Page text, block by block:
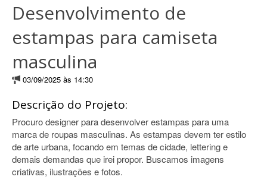
Desenvolvimento de
estampas para camiseta
masculina
03/09/2025 às 14:30
Descrição do Projeto:
Procuro designer para desenvolver estampas para uma
marca de roupas masculinas. As estampas devem ter estilo
de arte urbana, focando em temas de cidade, lettering e
demais demandas que irei propor. Buscamos imagens
criativas, ilustrações e fotos.